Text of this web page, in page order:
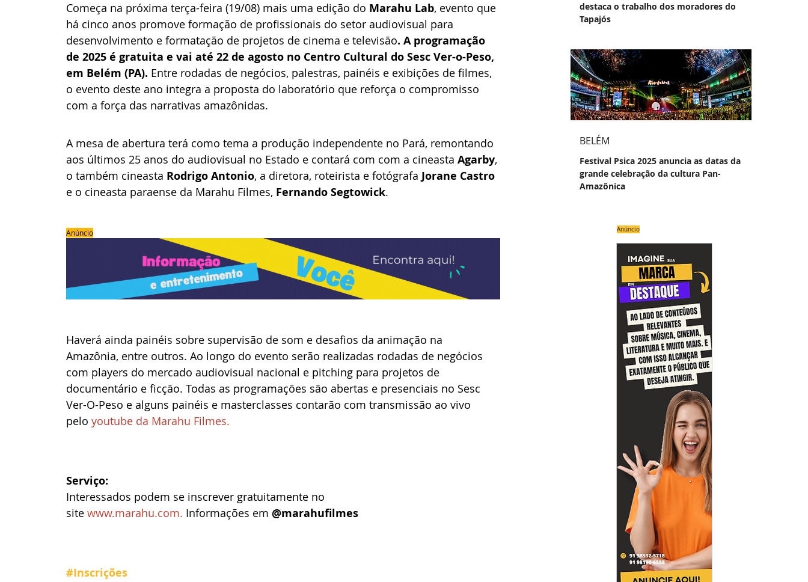
Começa na próxima terça-feira (19/08) mais uma edição do Marahu Lab, evento que
há cinco anos promove formação de profissionais do setor audiovisual para
desenvolvimento e formatação de projetos de cinema e televisão. A programação
de 2025 é gratuita e vai até 22 de agosto no Centro Cultural do Sesc Ver-o-Peso,
em Belém (PA). Entre rodadas de negócios, palestras, painéis e exibições de filmes,
o evento deste ano integra a proposta do laboratório que reforça o compromisso
com a força das narrativas amazônidas.
A mesa de abertura terá como tema a produção independente no Pará, remontando
aos últimos 25 anos do audiovisual no Estado e contará com com a cineasta Agarby,
o também cineasta Rodrigo Antonio, a diretora, roteirista e fotógrafa Jorane Castro
e o cineasta paraense da Marahu Filmes, Fernando Segtowick.
Anúncio
Haverá ainda painéis sobre supervisão de som e desafios da animação na
Amazônia, entre outros. Ao longo do evento serão realizadas rodadas de negócios
com players do mercado audiovisual nacional e pitching para projetos de
documentário e ficção. Todas as programações são abertas e presenciais no Sesc
Ver-O-Peso e alguns painéis e masterclasses contarão com transmissão ao vivo
pelo youtube da Marahu Filmes.
Serviço:
Interessados podem se inscrever gratuitamente no
site www.marahu.com. Informações em @marahufilmes
#Inscrições
destaca o trabalho dos moradores do
Tapajós
BELÉM
Festival Psica 2025 anuncia as datas da
grande celebração da cultura Pan-
Amazônica
Anúncio